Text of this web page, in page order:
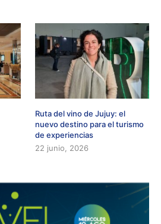
Ruta del vino de Jujuy: el
nuevo destino para el turismo
de experiencias
22 junio, 2026